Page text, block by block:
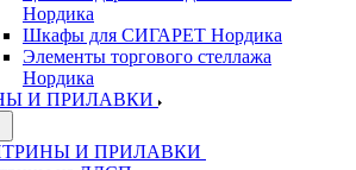
Нордика
Шкафы для СИГАРЕТ Нордика
Элементы торгового стеллажа
Нордика
И ПРИЛАВКИ
И ПРИЛАВКИ